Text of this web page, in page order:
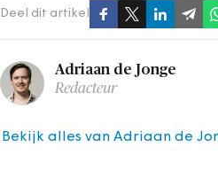
Deel dit artikel
Adriaan de Jonge
Redacteur
Bekijk alles van Adriaan de